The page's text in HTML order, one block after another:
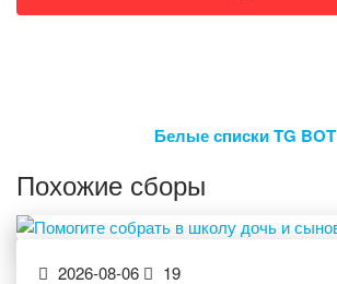
Белые списки TG BOT
Похожие сборы
2026-08-06
19